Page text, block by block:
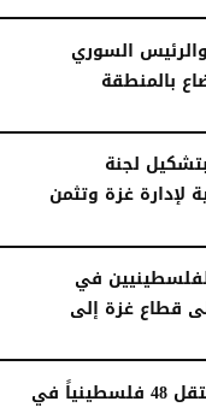
السوري
بالمنطقة
لجنة
لإدارة غزة وتثمن
في
قطاع غزة إلى
الاحتلال الإسرائيلي يعتقل 48 فلسطينياً في